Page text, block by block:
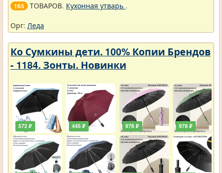
165 ТОВАРОВ. Кухонная утварь .
Орг: Леда
Ко Сумкины дети. 100% Копии Брендов
- 1184. Зонты. Новинки
572 ₽ 445 ₽ 978 ₽ 978 ₽